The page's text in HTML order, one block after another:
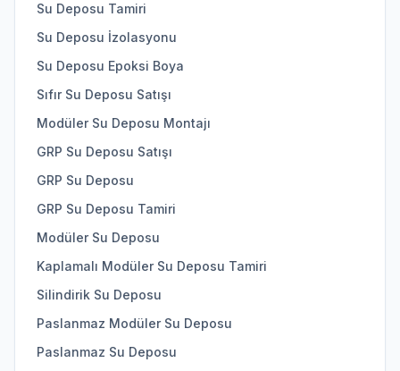
Su Deposu Tamiri
Su Deposu İzolasyonu
Su Deposu Epoksi Boya
Sıfır Su Deposu Satışı
Modüler Su Deposu Montajı
GRP Su Deposu Satışı
GRP Su Deposu
GRP Su Deposu Tamiri
Modüler Su Deposu
Kaplamalı Modüler Su Deposu Tamiri
Silindirik Su Deposu
Paslanmaz Modüler Su Deposu
Paslanmaz Su Deposu